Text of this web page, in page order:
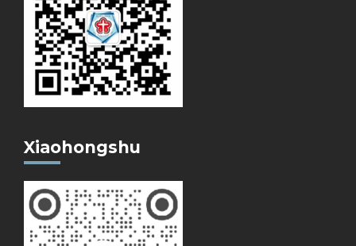
Xiaohongshu